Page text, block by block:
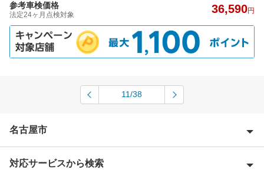
参考車検価格
法定24ヶ月点検対象 36,590円
11/38
名古屋市
名古屋市熱田区
対応サービスから検索